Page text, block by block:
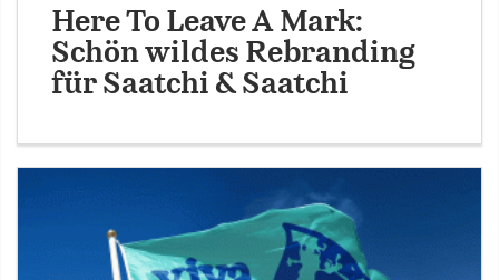
Here To Leave A Mark:
Schön wildes Rebranding
für Saatchi & Saatchi